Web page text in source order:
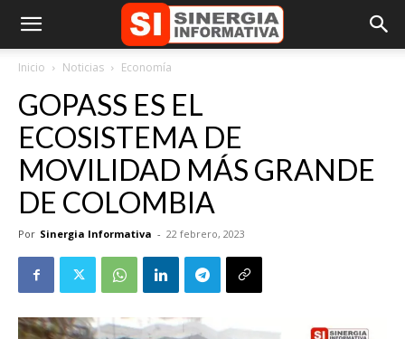
Inicio Noticias Economía
GOPASS ES EL
ECOSISTEMA DE
MOVILIDAD MÁS GRANDE
DE COLOMBIA
Por Sinergia Informativa - 22 febrero, 2023